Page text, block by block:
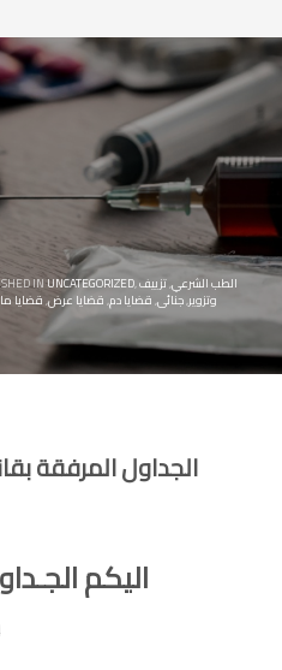
INUNCATEGORIZED, الطب الشرعي,تزييف
وتزوير,جنائى,قضايا دم,قضايا عرض,قضايا
الجداول المرفقة
اليكم